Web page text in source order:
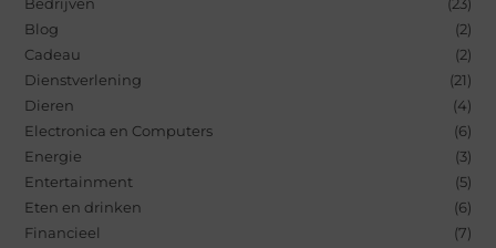
Blog
(2)
Cadeau
(2)
Dienstverlening
(21)
Dieren
(4)
Electronica en Computers
(6)
Energie
(3)
Entertainment
(5)
Eten en drinken
(6)
Financieel
(7)